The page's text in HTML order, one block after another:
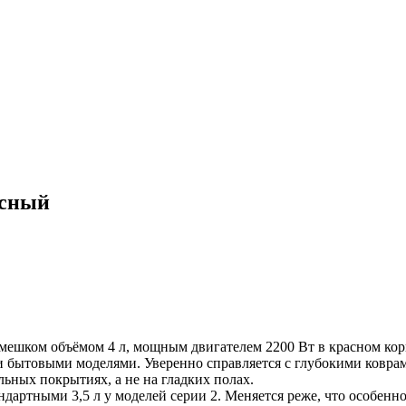
объёмом 4 л, мощным двигателем 2200 Вт в красном
моделями. Уверенно справляется с глубокими
покрытиях, а не на гладких полах.
3,5 л у моделей серии 2. Меняется реже, что